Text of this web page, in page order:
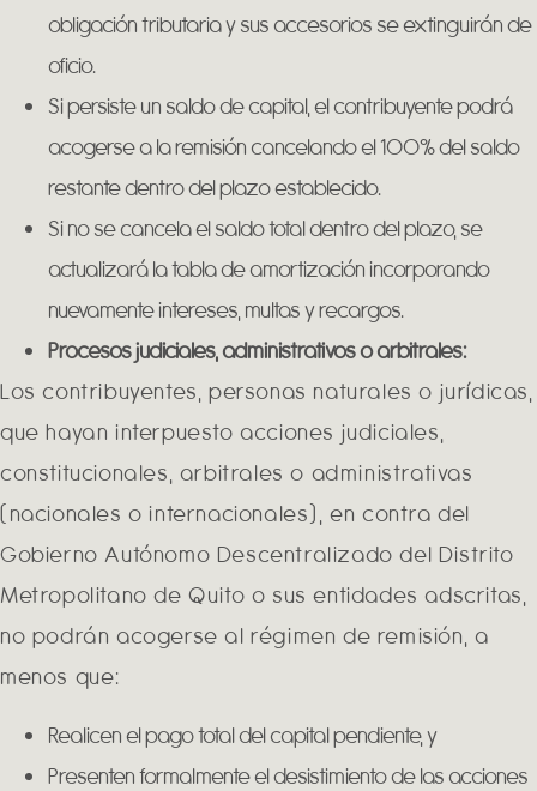
obligación tributaria y sus accesorios se extinguirán de
oficio.
Si persiste un saldo de capital, el contribuyente podrá
acogerse a la remisión cancelando el 100% del saldo
restante dentro del plazo establecido.
Si no se cancela el saldo total dentro del plazo, se
actualizará la tabla de amortización incorporando
nuevamente intereses, multas y recargos.
Procesos judiciales, administrativos o arbitrales:
Los contribuyentes, personas naturales o jurídicas,
que hayan interpuesto acciones judiciales,
constitucionales, arbitrales o administrativas
(nacionales o internacionales), en contra del
Gobierno Autónomo Descentralizado del Distrito
Metropolitano de Quito o sus entidades adscritas,
no podrán acogerse al régimen de remisión, a
menos que:
Realicen el pago total del capital pendiente, y
Presenten formalmente el desistimiento de las acciones